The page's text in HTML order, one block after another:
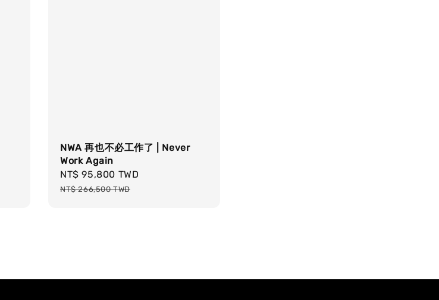
NWA 再也不必工作了 | Never
Work Again
Sale
price
NT$ 95,800 TWD
NT$ 266,500 TWD